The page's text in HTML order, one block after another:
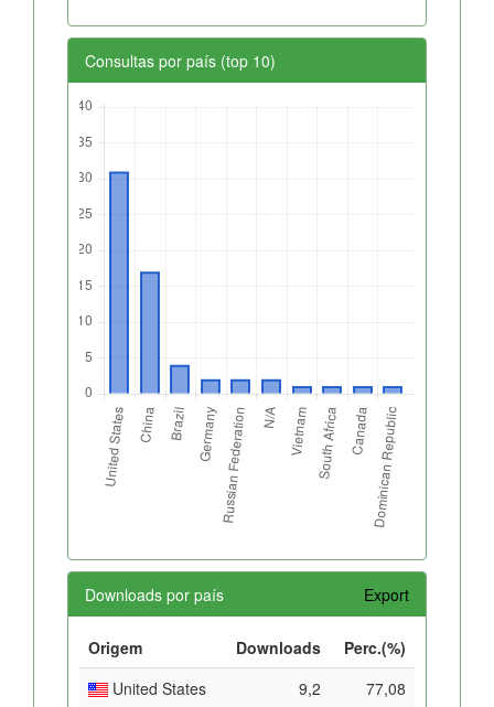
Consultas por país (top 10)
Downloads por país Export
Origem Downloads
Perc.(%)
United States
9,2
77,08